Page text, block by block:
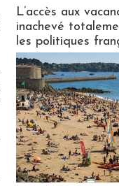
L’accès aux
inachevé
les politiques